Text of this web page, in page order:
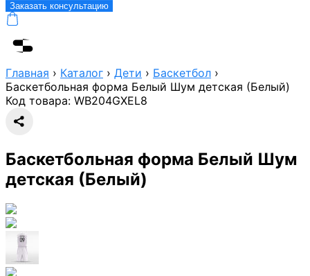
Заказать консультацию
Главная › Каталог › Дети › Баскетбол ›
Баскетбольная форма Белый Шум детская (Белый)
Код товара: WB204GXEL8
Баскетбольная форма Белый Шум
детская (Белый)